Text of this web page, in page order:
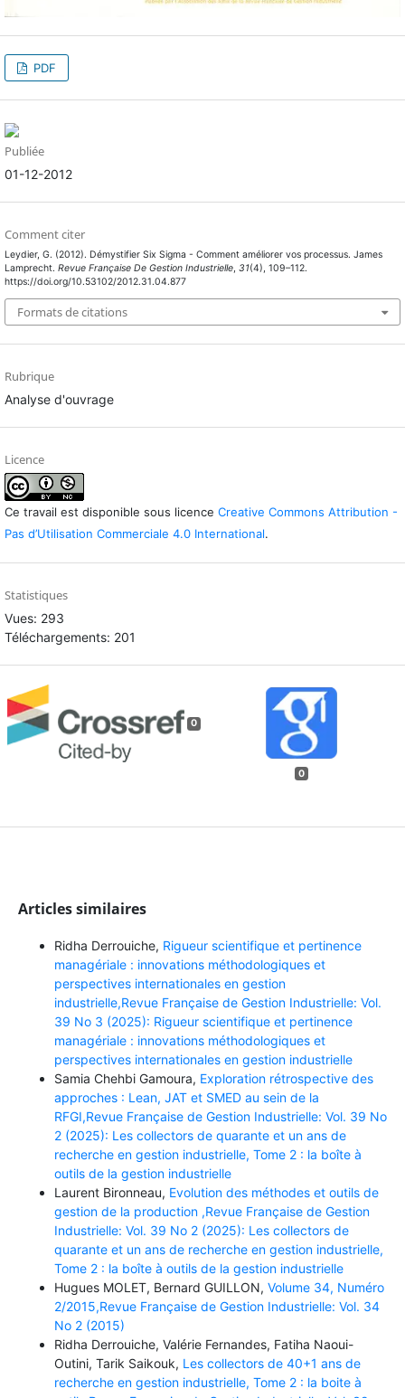
PDF
Publiée
01-12-2012
Comment citer
Leydier, G. (2012). Démystifier Six Sigma - Comment améliorer vos processus. James
Lamprecht. Revue Française De Gestion Industrielle, 31(4), 109–112.
https://doi.org/10.53102/2012.31.04.877
Formats de citations
Rubrique
Analyse d'ouvrage
Licence
Ce travail est disponible sous licence Creative Commons Attribution -
Pas d’Utilisation Commerciale 4.0 International.
Statistiques
Vues: 293
Téléchargements: 201
0
0
Articles similaires
Ridha Derrouiche, Rigueur scientifique et pertinence
managériale : innovations méthodologiques et
perspectives internationales en gestion
industrielle,Revue Française de Gestion Industrielle: Vol.
39 No 3 (2025): Rigueur scientifique et pertinence
managériale : innovations méthodologiques et
perspectives internationales en gestion industrielle
Samia Chehbi Gamoura, Exploration rétrospective des
approches : Lean, JAT et SMED au sein de la
RFGI,Revue Française de Gestion Industrielle: Vol. 39 No
2 (2025): Les collectors de quarante et un ans de
recherche en gestion industrielle, Tome 2 : la boîte à
outils de la gestion industrielle
Laurent Bironneau, Evolution des méthodes et outils de
gestion de la production ,Revue Française de Gestion
Industrielle: Vol. 39 No 2 (2025): Les collectors de
quarante et un ans de recherche en gestion industrielle,
Tome 2 : la boîte à outils de la gestion industrielle
Hugues MOLET, Bernard GUILLON, Volume 34, Numéro
2/2015,Revue Française de Gestion Industrielle: Vol. 34
No 2 (2015)
Ridha Derrouiche, Valérie Fernandes, Fatiha Naoui-
Outini, Tarik Saikouk, Les collectors de 40+1 ans de
recherche en gestion industrielle, Tome 2 : la boite à